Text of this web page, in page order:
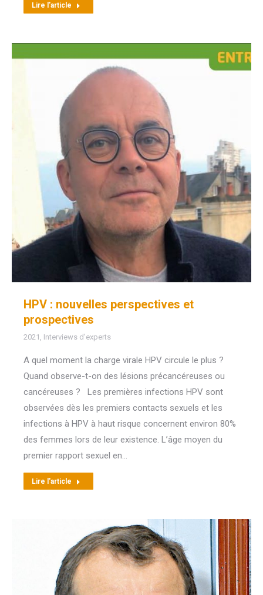
Lire l'article
HPV : nouvelles perspectives et
prospectives
2021 Interviews d'experts
A quel moment la charge virale HPV circule le plus ?
Quand observe-t-on des lésions précancéreuses ou
cancéreuses ? Les premières infections HPV sont
observées dès les premiers contacts sexuels et les
infections à HPV à haut risque concernent environ 80%
des femmes lors de leur existence. L’âge moyen du
premier rapport sexuel en…
Lire l'article